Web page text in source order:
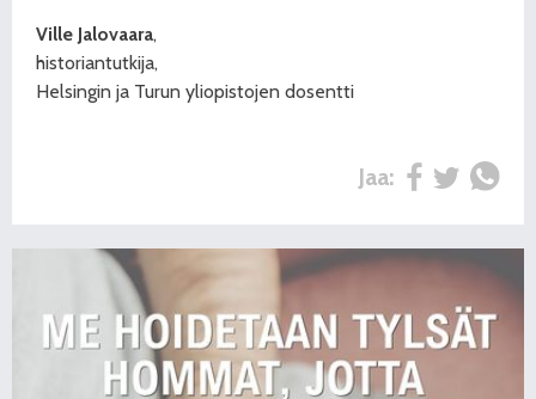
Ville Jalovaara,
historiantutkija,
Helsingin ja Turun yliopistojen dosentti
Jaa: